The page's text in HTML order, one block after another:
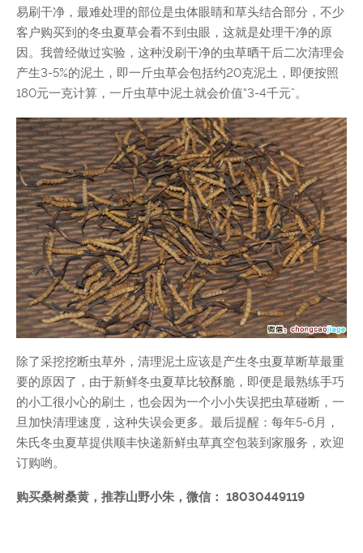
易刷干净，最难处理的部位是虫体眼睛和草头结合部分，不少
客户购买到的冬虫夏草会看不到虫眼，这就是处理干净的原
因。我曾经做过实验，这种没刷干净的虫草晒干后二次清理会
产生3-5%的泥土，即一斤虫草会包括约20克泥土，即便按照
180元一克计算，一斤虫草中泥土就会价值“3-4千元”。
除了采挖挖断虫草外，清理泥土应该是产生冬虫夏草断草最重
要的原因了，由于新鲜冬虫夏草比较酥脆，即便是最熟练手巧
的小工很小心的刷土，也会因为一个小小失误把虫草碰断，一
旦加快清理速度，这种失误会更多。最后提醒：每年5-6月，
朱氏冬虫夏草提供顺丰快递新鲜虫草真空包装到家服务，欢迎
订购哟。
购买桑树桑黄，推荐山野小朱，微信： 18030449119